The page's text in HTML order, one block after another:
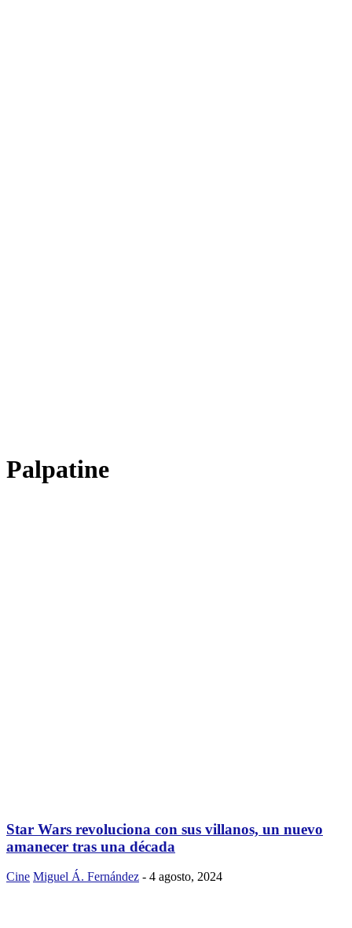
Palpatine
Star Wars revoluciona con sus villanos, un nuevo
amanecer tras una década
Cine Miguel Á. Fernández - 4 agosto, 2024